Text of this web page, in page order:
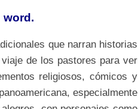
word.
que narran historias
de los pastores para ver
religiosos, cómicos y
especialmente